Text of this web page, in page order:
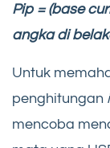
Pip = (base
angka di
Untuk
penghitungan
mencoba